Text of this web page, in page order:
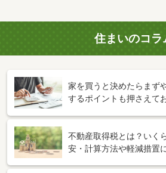
住まいのコラ
家を買うと決めたらまず
するポイントも押さえて
不動産取得税とは？いく
安・計算方法や軽減措置